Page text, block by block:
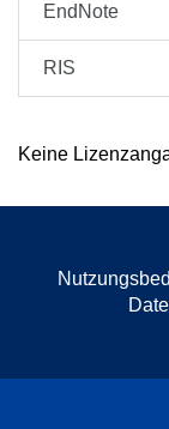
EndNote
RIS
Keine